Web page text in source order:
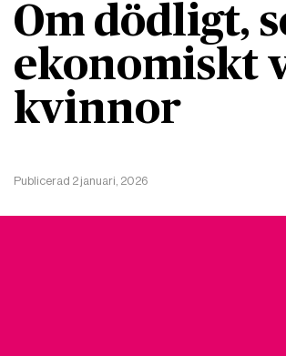
Om dödligt,
ekonomiskt
kvinnor
Publicerad 2 januari, 2026